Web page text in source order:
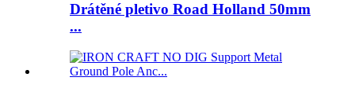
Drátěné pletivo Road Holland 50mm
...